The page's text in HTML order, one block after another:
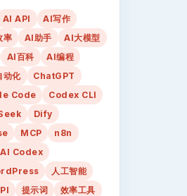
AI API
AI写作
率 AI助手
AI大模型
AI百科
AI编程
动化
ChatGPT
Code
Codex CLI
Dify
MCP
n8n
Codex
人工智能
提示词
效率工具